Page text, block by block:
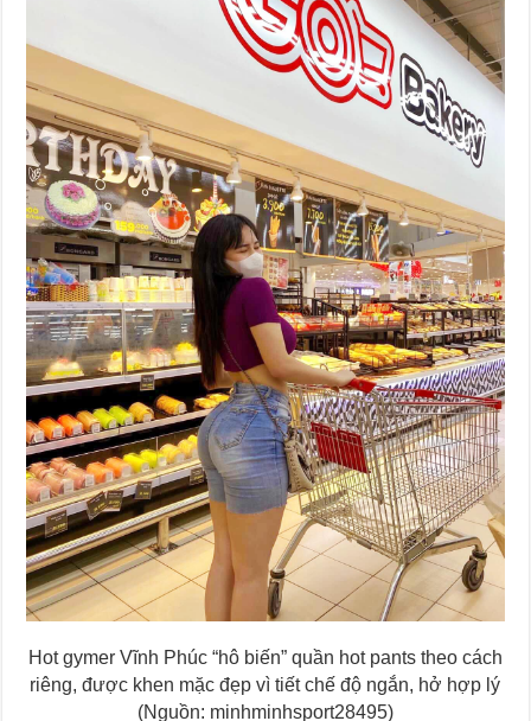
Hot gymer Vĩnh Phúc “hô biến” quần hot pants theo cách
riêng, được khen mặc đẹp vì tiết chế độ ngắn, hở hợp lý
(Nguồn: minhminhsport28495)